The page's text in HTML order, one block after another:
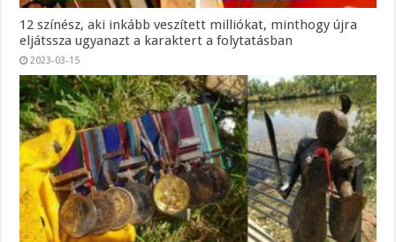
12 színész, aki inkább veszített milliókat, minthogy újra
eljátssza ugyanazt a karaktert a folytatásban
2023-03-15